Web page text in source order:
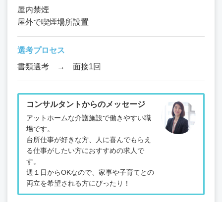
屋内禁煙
屋外で喫煙場所設置
選考プロセス
書類選考 → 面接1回
コンサルタントからのメッセージ
アットホームな介護施設で働きやすい職
場です。
台所仕事が好きな方、人に喜んでもらえ
る仕事がしたい方におすすめの求人で
す。
週１日からOKなので、家事や子育てとの
両立を希望される方にぴったり！